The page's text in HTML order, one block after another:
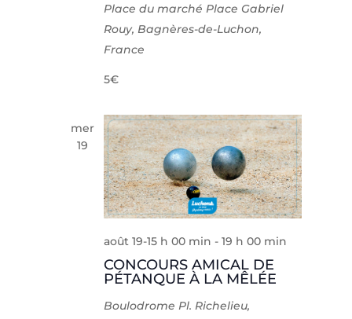
Place du marchéPlace Gabriel
Rouy, Bagnères-de-Luchon,
France
5€
mer
19
CONCOURS AMICAL DE
PÉTANQUE À LA MÊLÉE
août 19-15 h 00 min -19 h 00 min
BoulodromePl. Richelieu,